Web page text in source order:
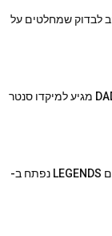
לבדוק שמחלטים על
7 אטרקציות בכרטיס אחד: מתחם LEGENDS נפתח ב-